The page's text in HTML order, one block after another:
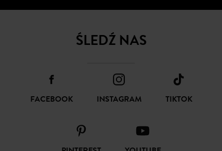
ŚLEDŹ NAS